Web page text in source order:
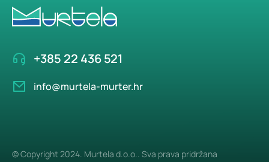
+385 22 436 521
info@murtela-murter.hr
© Copyright 2024. Murtela d.o.o.. Sva prava pridržana